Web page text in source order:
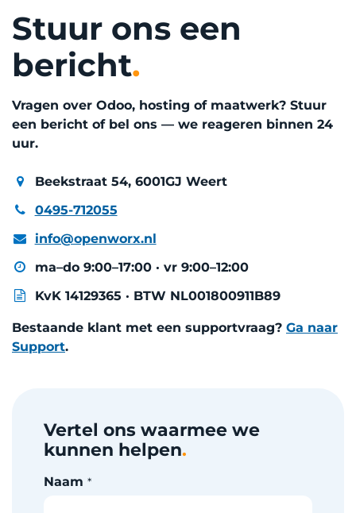
Stuur ons een
bericht.
Vragen over Odoo, hosting of maatwerk? Stuur
een bericht of bel ons — we reageren binnen 24
uur.
Beekstraat 54, 6001GJ Weert
0495-712055
info@openworx.nl
ma–do 9:00–17:00 · vr 9:00–12:00
KvK 14129365 · BTW NL001800911B89
Bestaande klant met een supportvraag? Ga naar
Support.
Vertel ons waarmee we
kunnen helpen.
Naam *